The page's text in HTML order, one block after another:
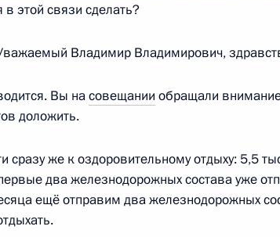
в этой связи сделать?
Владимир Владимирович,
Вы насовещании обращали
доложить.
сразу же к оздоровительному отдыху: 5,5
два железнодорожных состава уже
ещё отправим два железнодорожных